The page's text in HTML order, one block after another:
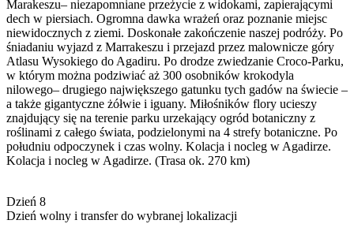
Marakeszu– niezapomniane przeżycie z widokami, zapierającymi
dech w piersiach. Ogromna dawka wrażeń oraz poznanie miejsc
niewidocznych z ziemi. Doskonałe zakończenie naszej podróży. Po
śniadaniu wyjazd z Marrakeszu i przejazd przez malownicze góry
Atlasu Wysokiego do Agadiru. Po drodze zwiedzanie Croco-Parku,
w którym można podziwiać aż 300 osobników krokodyla
nilowego– drugiego największego gatunku tych gadów na świecie –
a także gigantyczne żółwie i iguany. Miłośników flory ucieszy
znajdujący się na terenie parku urzekający ogród botaniczny z
roślinami z całego świata, podzielonymi na 4 strefy botaniczne. Po
południu odpoczynek i czas wolny. Kolacja i nocleg w Agadirze.
Kolacja i nocleg w Agadirze. (Trasa ok. 270 km)
Dzień 8
Dzień wolny i transfer do wybranej lokalizacji